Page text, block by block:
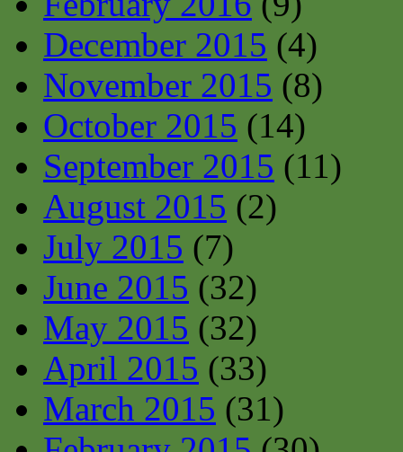
December 2015 (4)
November 2015 (8)
October 2015 (14)
September 2015 (11)
August 2015 (2)
July 2015 (7)
June 2015 (32)
May 2015 (32)
April 2015 (33)
March 2015 (31)